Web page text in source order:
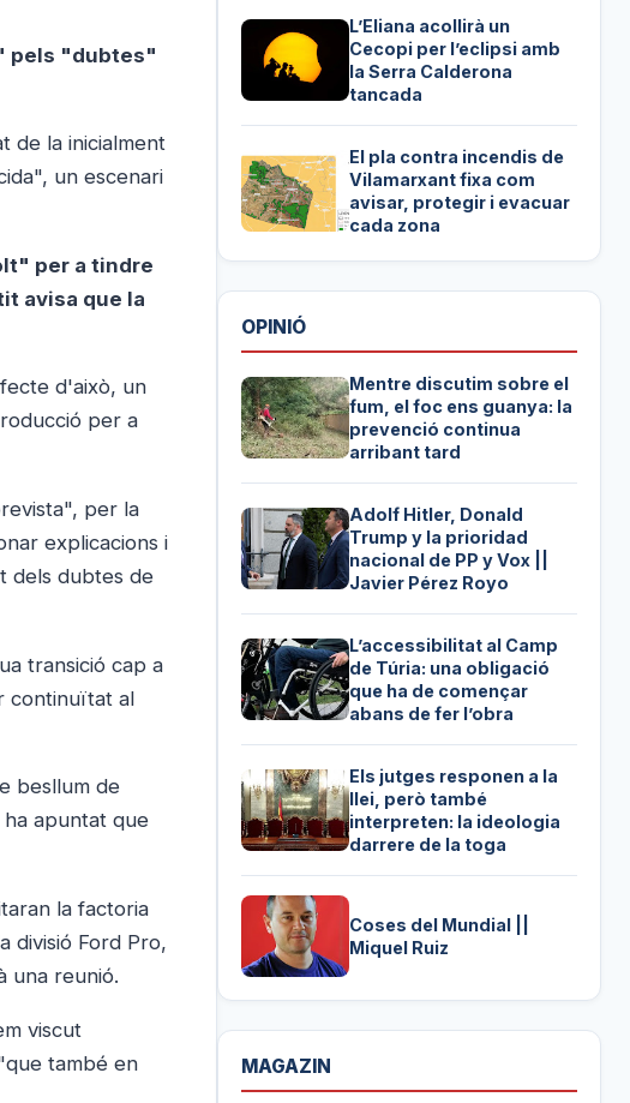
pels "dubtes"
de la inicialment
un escenari
per a tindre
avisa que la
d'això, un
per a
per la
explicacions i
dels dubtes de
transició cap a
continuïtat al
besllum de
apuntat que
la factoria
divisió Ford Pro,
una reunió.
viscut
també en
L’Eliana acollirà un
Cecopi per l’eclipsi amb
la Serra Calderona
tancada
El pla contra incendis de
Vilamarxant fixa com
avisar, protegir i evacuar
cada zona
OPINIÓ
Mentre discutim sobre el
fum, el foc ens guanya: la
prevenció continua
arribant tard
Adolf Hitler, Donald
Trump y la prioridad
nacional de PP y Vox ||
Javier Pérez Royo
L’accessibilitat al Camp
de Túria: una obligació
que ha de començar
abans de fer l’obra
Els jutges responen a la
llei, però també
interpreten: la ideologia
darrere de la toga
Coses del Mundial ||
Miquel Ruiz
MAGAZIN